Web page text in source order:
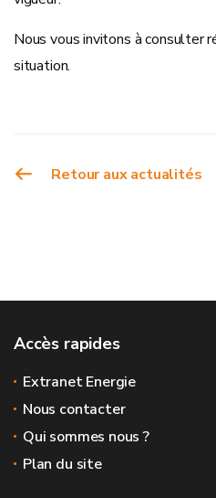
Nous vous invitons à consulter
situation.
Retour aux actualités
Accès rapides
Extranet Energie
Nous contacter
Qui sommes nous ?
Plan du site